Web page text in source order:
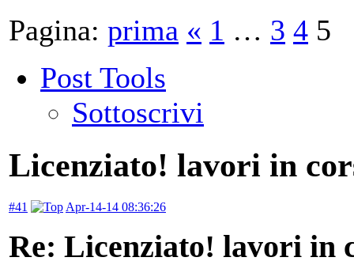
Pagina: prima « 1 … 3 4 5
Post Tools
Sottoscrivi
Licenziato! lavori in
#41 Apr-14-14 08:36:26
Re: Licenziato! lavori in